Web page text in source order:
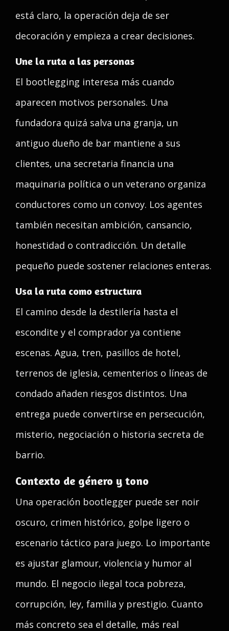
está claro, la operación deja de ser
decoración y empieza a crear decisiones.
Une la ruta a las personas
El bootlegging interesa más cuando
aparecen motivos personales. Una
fundadora quizá salva una granja, un
antiguo dueño de bar mantiene a sus
clientes, una secretaria financia una
maquinaria política o un veterano organiza
conductores como un convoy. Los agentes
también necesitan ambición, cansancio,
honestidad o contradicción. Un detalle
pequeño puede sostener relaciones enteras.
Usa la ruta como estructura
El camino desde la destilería hasta el
escondite y el comprador ya contiene
escenas. Agua, tren, pasillos de hotel,
terrenos de iglesia, cementerios o líneas de
condado añaden riesgos distintos. Una
entrega puede convertirse en persecución,
misterio, negociación o historia secreta de
barrio.
Contexto de género y tono
Una operación bootlegger puede ser noir
oscuro, crimen histórico, golpe ligero o
escenario táctico para juego. Lo importante
es ajustar glamour, violencia y humor al
mundo. El negocio ilegal toca pobreza,
corrupción, ley, familia y prestigio. Cuanto
más concreto sea el detalle, más real